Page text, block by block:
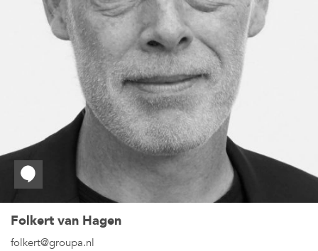
Folkert van Hagen
folkert@groupa.nl